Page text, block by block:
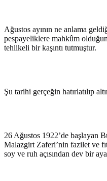
Ağustos ayının ne anlama
pespayeliklere mahkûm
tehlikeli bir kaşıntı tutmuştur.
Şu tarihi gerçeğin hatırlatılıp
26 Ağustos 1922’de başlayan
Malazgirt Zaferi’nin fazilet ve
soy ve ruh açısından dev bir